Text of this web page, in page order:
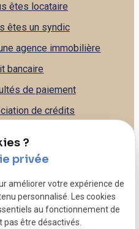
êtes locataire
êtes un syndic
agence immobilière
bancaire
de paiement
de crédits
Leasing
- Contentieux
contrats - CGV, CGU...
?
privée
améliorer votre expérience de
personnalisé. Les cookies
au fonctionnement de
pas être désactivés.